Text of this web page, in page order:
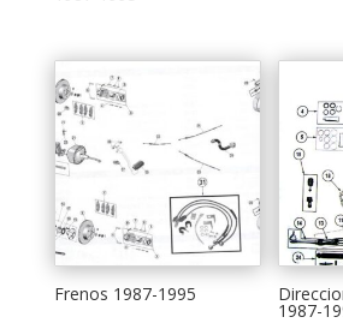
Frenos 1987-1995
1987-